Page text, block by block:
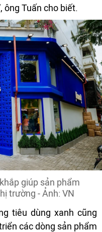
ông Tuấn cho biết.
giúp sản phẩm
trường - Ảnh: VN
tiêu dùng xanh cũng
các dòng sản phẩm